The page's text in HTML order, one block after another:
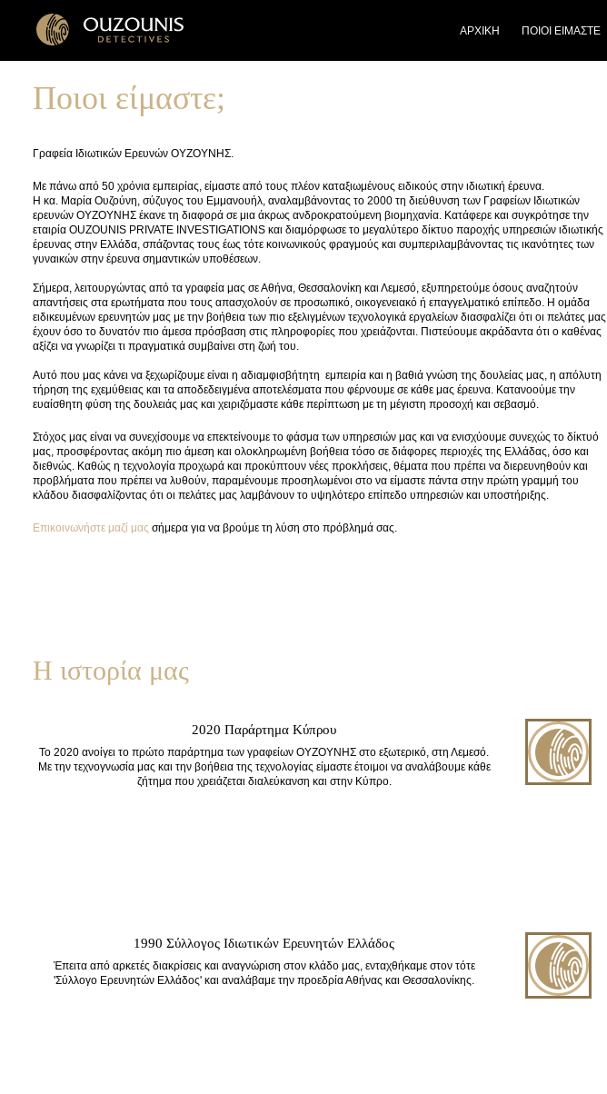
ΑΡΧΙΚΗ ΠΟΙΟΙ ΕΙΜΑΣΤΕ
Ποιοι είμαστε;
Γραφεία Ιδιωτικών Ερευνών ΟΥΖΟΥΝΗΣ.
Με πάνω από 50 χρόνια εμπειρίας, είμαστε από τους πλέον καταξιωμένους ειδικούς στην ιδιωτική έρευνα.
Η κα. Μαρία Ουζούνη, σύζυγος του Εμμανουήλ, αναλαμβάνοντας το 2000 τη διεύθυνση των Γραφείων Ιδιωτικών
ερευνών ΟΥΖΟΥΝΗΣ έκανε τη διαφορά σε μια άκρως ανδροκρατούμενη βιομηχανία. Κατάφερε και συγκρότησε την
εταιρία OUZOUNIS PRIVATE INVESTIGATIONS και διαμόρφωσε το μεγαλύτερο δίκτυο παροχής υπηρεσιών ιδιωτικής
έρευνας στην Ελλάδα, σπάζοντας τους έως τότε κοινωνικούς φραγμούς και συμπεριλαμβάνοντας τις ικανότητες των
γυναικών στην έρευνα σημαντικών υποθέσεων.
Σήμερα, λειτουργώντας από τα γραφεία μας σε Αθήνα, Θεσσαλονίκη και Λεμεσό, εξυπηρετούμε όσους αναζητούν
απαντήσεις στα ερωτήματα που τους απασχολούν σε προσωπικό, οικογενειακό ή επαγγελματικό επίπεδο. Η ομάδα
ειδικευμένων ερευνητών μας με την βοήθεια των πιο εξελιγμένων τεχνολογικά εργαλείων διασφαλίζει ότι οι πελάτες μας
έχουν όσο το δυνατόν πιο άμεσα πρόσβαση στις πληροφορίες που χρειάζονται. Πιστεύουμε ακράδαντα ότι ο καθένας
αξίζει να γνωρίζει τι πραγματικά συμβαίνει στη ζωή του.
Αυτό που μας κάνει να ξεχωρίζουμε είναι η αδιαμφισβήτητη εμπειρία και η βαθιά γνώση της δουλείας μας, η απόλυτη
τήρηση της εχεμύθειας και τα αποδεδειγμένα αποτελέσματα που φέρνουμε σε κάθε μας έρευνα. Κατανοούμε την
ευαίσθητη φύση της δουλειάς μας και χειριζόμαστε κάθε περίπτωση με τη μέγιστη προσοχή και σεβασμό.
Στόχος μας είναι να συνεχίσουμε να επεκτείνουμε το φάσμα των υπηρεσιών μας και να ενισχύουμε συνεχώς το δίκτυό
μας, προσφέροντας ακόμη πιο άμεση και ολοκληρωμένη βοήθεια τόσο σε διάφορες περιοχές της Ελλάδας, όσο και
διεθνώς. Καθώς η τεχνολογία προχωρά και προκύπτουν νέες προκλήσεις, θέματα που πρέπει να διερευνηθούν και
προβλήματα που πρέπει να λυθούν, παραμένουμε προσηλωμένοι στο να είμαστε πάντα στην πρώτη γραμμή του
κλάδου διασφαλίζοντας ότι οι πελάτες μας λαμβάνουν το υψηλότερο επίπεδο υπηρεσιών και υποστήριξης.
Επικοινωνήστε μαζί μας σήμερα για να βρούμε τη λύση στο πρόβλημά σας.
Η ιστορία μας
2020 Παράρτημα Κύπρου
Το 2020 ανοίγει το πρώτο παράρτημα των γραφείων ΟΥΖΟΥΝΗΣ στο εξωτερικό, στη Λεμεσό.
Με την τεχνογνωσία μας και την βοήθεια της τεχνολογίας είμαστε έτοιμοι να αναλάβουμε κάθε
ζήτημα που χρειάζεται διαλεύκανση και στην Κύπρο.
1990 Σύλλογος Ιδιωτικών Ερευνητών Ελλάδος
Έπειτα από αρκετές διακρίσεις και αναγνώριση στον κλάδο μας, ενταχθήκαμε στον τότε
'Σύλλογο Ερευνητών Ελλάδος' και αναλάβαμε την προεδρία Αθήνας και Θεσσαλονίκης.